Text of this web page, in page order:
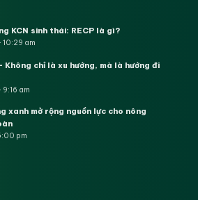
KCN sinh thái: RECP là gì?
am
Không chỉ là xu hướng, mà là hướng đi
am
xanh mở rộng nguồn lực cho nông
pm